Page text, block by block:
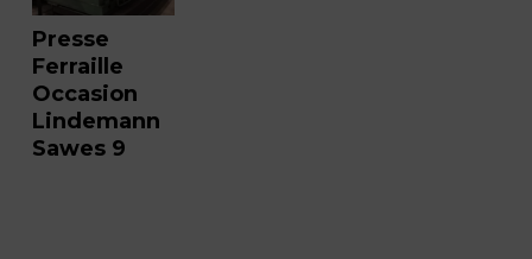
Presse
Ferraille
Occasion
Lindemann
Sawes 9